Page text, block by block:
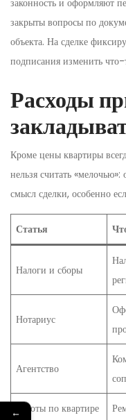
закрыты вопросы по
объекта. На сделке
подписания изменить
Расходы
Кроме цены квартиры
нельзя считать
смысл сделки, особенно
Статья
Налоги и сборы
Нотариус
Агентство
Работы по квартире
←